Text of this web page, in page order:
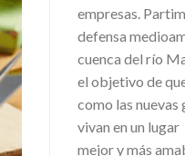
empresas.
defensa
cuenca del río
el objetivo de
como las nuevas
vivan en un lugar
mejor y más